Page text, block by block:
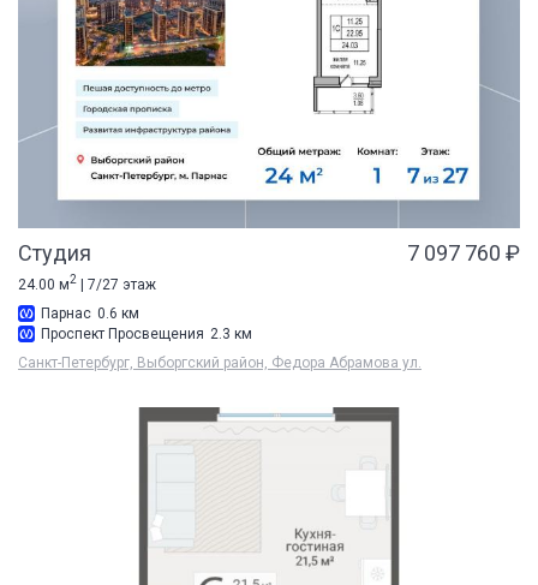
Студия 7 097 760 ₽
24.00 м2 | 7/27 этаж
Парнас 0.6 км
Проспект Просвещения 2.3 км
Санкт-Петербург, Выборгский район, Федора Абрамова ул.